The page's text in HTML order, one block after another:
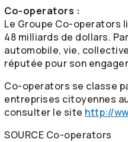
Co-operators :
Le Groupe Co-operators
48 milliards de dollars.
automobile, vie,
réputée pour son
Co-operators se classe
entreprises citoyennes
consulter le site http://
SOURCE Co-operators